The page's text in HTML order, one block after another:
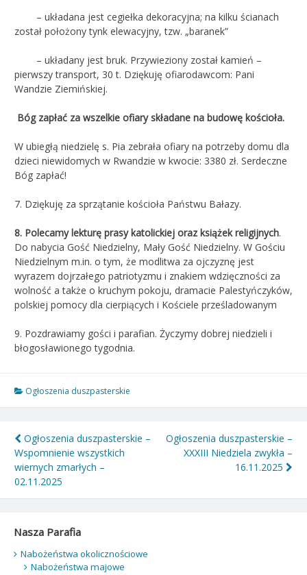
– układana jest cegiełka dekoracyjna; na kilku ścianach
został położony tynk elewacyjny, tzw. „baranek”
– układany jest bruk. Przywieziony został kamień –
pierwszy transport, 30 t. Dziękuję ofiarodawcom: Pani
Wandzie Ziemińskiej.
Bóg zapłać za wszelkie ofiary składane na budowę kościoła.
W ubiegłą niedzielę s. Pia zebrała ofiary na potrzeby domu dla
dzieci niewidomych w Rwandzie w kwocie: 3380 zł. Serdeczne
Bóg zapłać!
7. Dziękuję za sprzątanie kościoła Państwu Bałazy.
8. Polecamy lekturę prasy katolickiej oraz książek religijnych.
Do nabycia Gość Niedzielny, Mały Gość Niedzielny. W Gościu
Niedzielnym m.in. o tym, że modlitwa za ojczyznę jest
wyrazem dojrzałego patriotyzmu i znakiem wdzięczności za
wolność a także o kruchym pokoju, dramacie Palestyńczyków,
polskiej pomocy dla cierpiących i Kościele prześladowanym
9. Pozdrawiamy gości i parafian. Życzymy dobrej niedzieli i
błogosławionego tygodnia.
Ogłoszenia duszpasterskie
Nawigacja
wpisu
Ogłoszenia duszpasterskie –
Wspomnienie wszystkich
wiernych zmarłych –
02.11.2025
Ogłoszenia duszpasterskie –
XXXIII Niedziela zwykła –
16.11.2025
Nasza Parafia
Nabożeństwa okolicznościowe
Nabożeństwa majowe